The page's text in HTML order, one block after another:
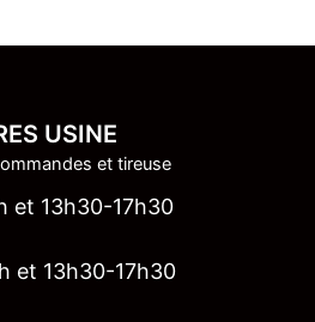
USINE
et tireuse
13h30-17h30
13h30-17h30